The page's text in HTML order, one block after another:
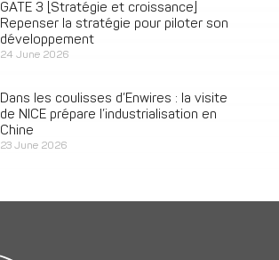
GATE 3 [Stratégie et croissance]
Repenser la stratégie pour piloter son
développement
24 June 2026
Dans les coulisses d’Enwires : la visite
de NICE prépare l’industrialisation en
Chine
23 June 2026